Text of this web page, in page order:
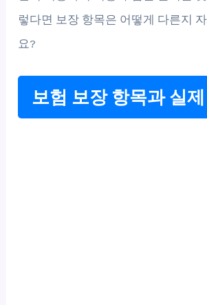
렇다면 보장 항목은 어떻게 다른지
요?
보험 보장 항목과 실제